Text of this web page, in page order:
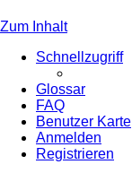
Zum Inhalt
Schnellzugriff
Glossar
FAQ
Benutzer Karte
Anmelden
Registrieren